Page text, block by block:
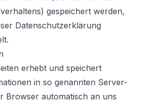
gespeichert werden,
Datenschutzerklärung
erhebt und speichert
in so genannten Server-
Browser automatisch an uns